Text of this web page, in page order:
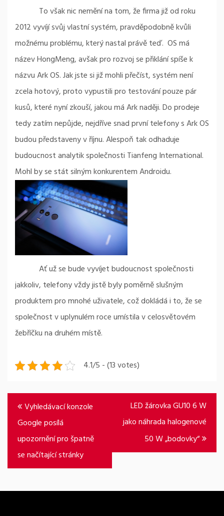
To však nic nemění na tom, že firma již od roku
2012 vyvíjí svůj vlastní systém, pravděpodobně kvůli
možnému problému, který nastal právě teď. OS má
název HongMeng, avšak pro rozvoj se přiklání spíše k
názvu Ark OS. Jak jste si již mohli přečíst, systém není
zcela hotový, proto vypustili pro testování pouze pár
kusů, které nyní zkouší, jakou má Ark naději. Do prodeje
tedy zatím nepůjde, nejdříve snad první telefony s Ark OS
budou představeny v říjnu. Alespoň tak odhaduje
budoucnost analytik společnosti Tianfeng International.
Mohl by se stát silným konkurentem Androidu.
Ať už se bude vyvíjet budoucnost společnosti
jakkoliv, telefony vždy jistě byly poměrně slušným
produktem pro mnohé uživatele, což dokládá i to, že se
společnost v uplynulém roce umístila v celosvětovém
žebříčku na druhém místě.
4.1/5 - (13 votes)
Navigace
pro
příspěvek
Vyhledávací konzole
Google posílá
upozornění pro špatně
se načítající stránky
LED žárovka GU10 6 W
jako náhrada halogenové
50 W „bodovky“